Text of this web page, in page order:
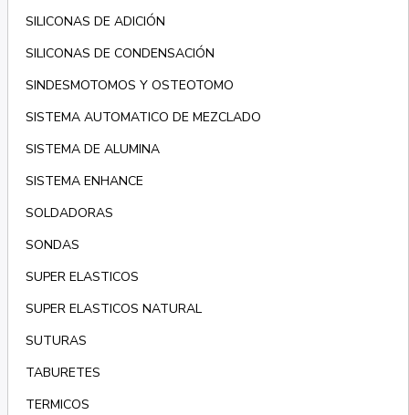
SILICONAS DE ADICIÓN
SILICONAS DE CONDENSACIÓN
SINDESMOTOMOS Y OSTEOTOMO
SISTEMA AUTOMATICO DE MEZCLADO
SISTEMA DE ALUMINA
SISTEMA ENHANCE
SOLDADORAS
SONDAS
SUPER ELASTICOS
SUPER ELASTICOS NATURAL
SUTURAS
TABURETES
TERMICOS